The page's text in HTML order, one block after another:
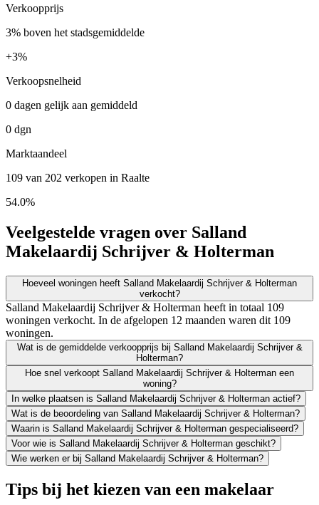
Verkoopprijs
3% boven het stadsgemiddelde
+3%
Verkoopsnelheid
0 dagen gelijk aan gemiddeld
0 dgn
Marktaandeel
109 van 202 verkopen in Raalte
54.0%
Veelgestelde vragen over Salland
Makelaardij Schrijver & Holterman
Hoeveel woningen heeft Salland Makelaardij Schrijver & Holterman
verkocht?
Salland Makelaardij Schrijver & Holterman heeft in totaal 109
woningen verkocht. In de afgelopen 12 maanden waren dit 109
woningen.
Wat is de gemiddelde verkoopprijs bij Salland Makelaardij Schrijver &
Holterman?
Hoe snel verkoopt Salland Makelaardij Schrijver & Holterman een
woning?
In welke plaatsen is Salland Makelaardij Schrijver & Holterman actief?
Wat is de beoordeling van Salland Makelaardij Schrijver & Holterman?
Waarin is Salland Makelaardij Schrijver & Holterman gespecialiseerd?
Voor wie is Salland Makelaardij Schrijver & Holterman geschikt?
Wie werken er bij Salland Makelaardij Schrijver & Holterman?
Tips bij het kiezen van een makelaar